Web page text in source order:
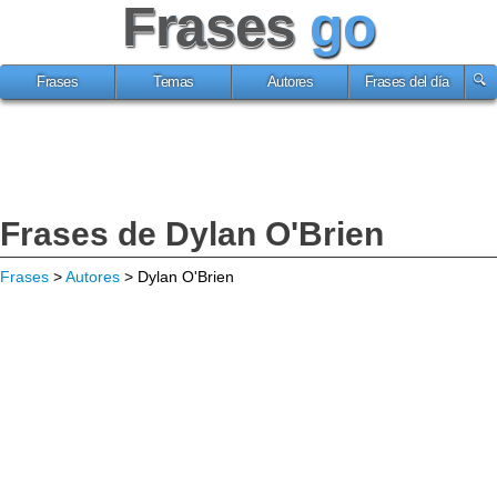
Frases go
Frases Temas Autores Frases del día
Frases de Dylan O'Brien
Frases >Autores > Dylan O'Brien